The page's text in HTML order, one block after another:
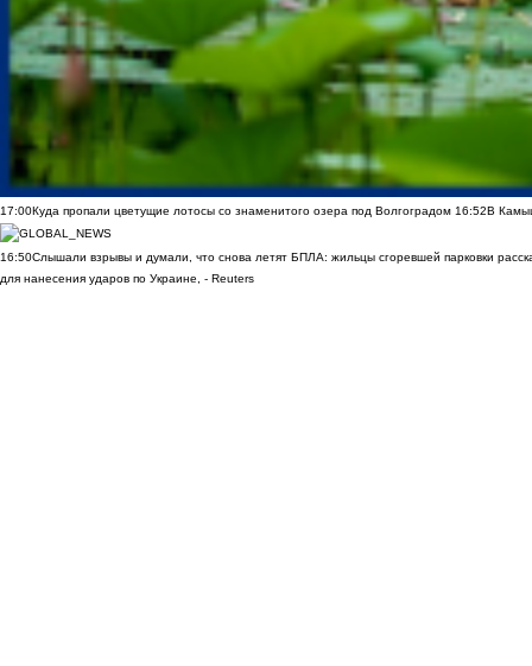
17:00Куда пропали цветущие лотосы со знаменитого озера под Волгоградом 16:52В
16:50Слышали взрывы и думали, что снова летят БПЛА: жильцы сгоревшей парковки
для нанесения ударов по Украине, - Reuters